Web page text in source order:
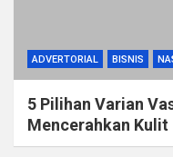
ADVERTORIAL BISNIS
5 Pilihan Varian
Mencerahkan Kulit